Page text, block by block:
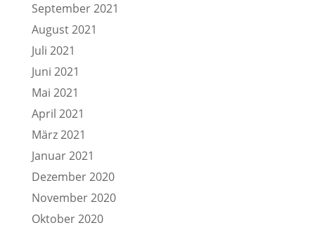
September 2021
August 2021
Juli 2021
Juni 2021
Mai 2021
April 2021
März 2021
Januar 2021
Dezember 2020
November 2020
Oktober 2020